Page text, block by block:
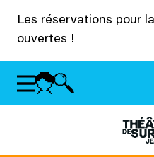
Les réservations pour
ouvertes !